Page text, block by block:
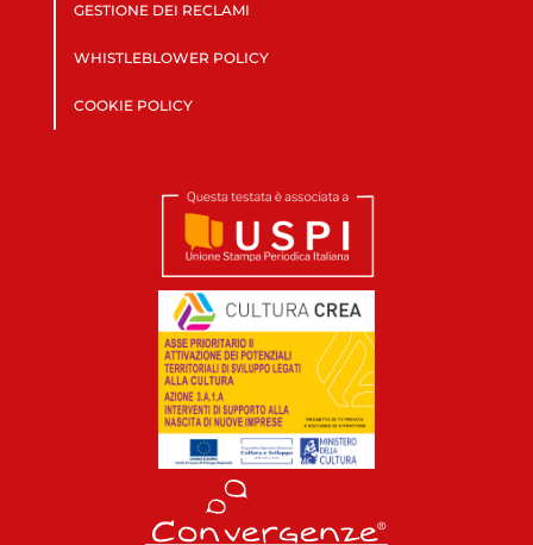
GESTIONE DEI RECLAMI
WHISTLEBLOWER POLICY
COOKIE POLICY